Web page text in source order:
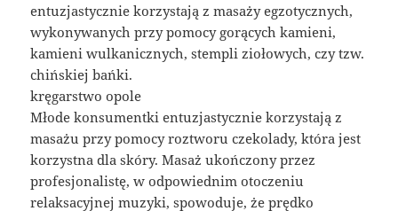
entuzjastycznie korzystają z masaży egzotycznych,
wykonywanych przy pomocy gorących kamieni,
kamieni wulkanicznych, stempli ziołowych, czy tzw.
chińskiej bańki.
kręgarstwo opole
Młode konsumentki entuzjastycznie korzystają z
masażu przy pomocy roztworu czekolady, która jest
korzystna dla skóry. Masaż ukończony przez
profesjonalistę, w odpowiednim otoczeniu
relaksacyjnej muzyki, spowoduje, że prędko